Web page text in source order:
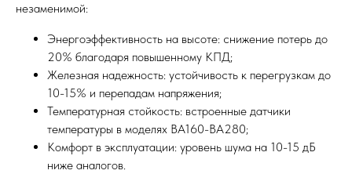
незаменимой:
Энергоэффективность на высоте: снижение потерь до
20% благодаря повышенному КПД;
Железная надежность: устойчивость к перегрузкам до
10-15% и перепадам напряжения;
Температурная стойкость: встроенные датчики
температуры в моделях ВА160-ВА280;
Комфорт в эксплуатации: уровень шума на 10-15 дБ
ниже аналогов.